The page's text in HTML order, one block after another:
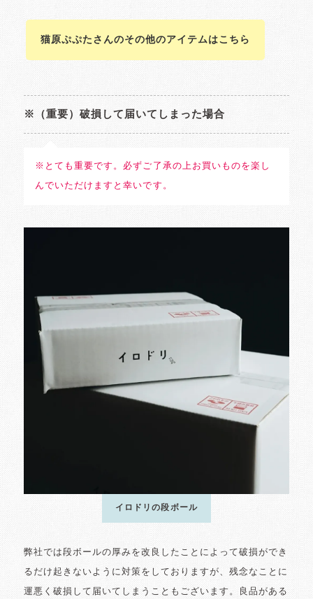
猫原ぷぷたさんのその他のアイテムはこちら
※（重要）破損して届いてしまった場合
※とても重要です。必ずご了承の上お買いものを楽し
んでいただけますと幸いです。
イロドリの段ボール
弊社では段ボールの厚みを改良したことによって破損ができ
るだけ起きないように対策をしておりますが、残念なことに
運悪く破損して届いてしまうこともございます。良品がある